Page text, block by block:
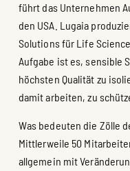
führt das Unternehmen
den USA. Lugaia
Solutions für Life
Aufgabe ist es, sensible
höchsten Qualität zu
damit arbeiten, zu
Was bedeuten die Zölle
Mittlerweile 50
allgemein mit